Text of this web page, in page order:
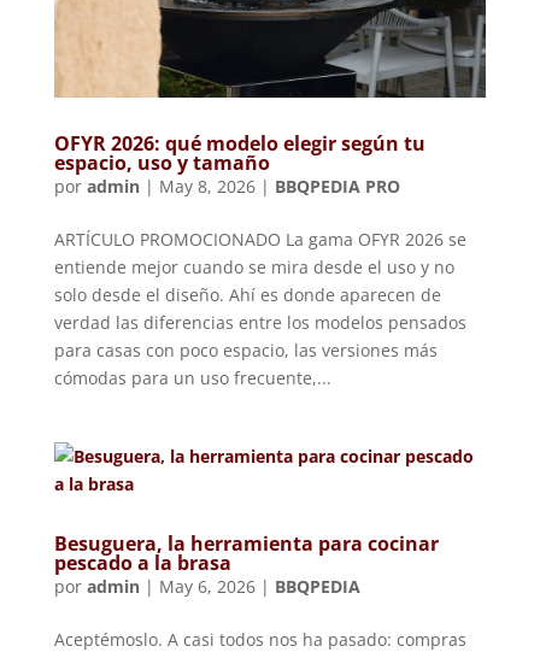
OFYR 2026: qué modelo elegir según tu
espacio, uso y tamaño
por admin| May 8, 2026| BBQPEDIA PRO
ARTÍCULO PROMOCIONADO La gama OFYR 2026 se
entiende mejor cuando se mira desde el uso y no
solo desde el diseño. Ahí es donde aparecen de
verdad las diferencias entre los modelos pensados
para casas con poco espacio, las versiones más
cómodas para un uso frecuente,...
Besuguera, la herramienta para cocinar
pescado a la brasa
por admin| May 6, 2026| BBQPEDIA
Aceptémoslo. A casi todos nos ha pasado: compras